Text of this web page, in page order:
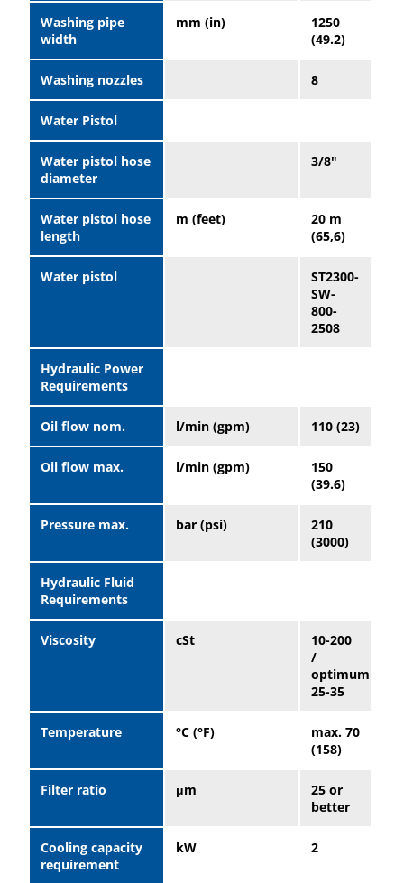
Washing pipe
width
mm (in)
1250
(49.2)
Washing nozzles 8
Water Pistol
Water pistol hose
diameter
3/8"
Water pistol hose
length
m (feet)
20 m
(65,6)
Water pistol
ST2300-
SW-
800-
2508
Hydraulic Power
Requirements
Oil flow nom. l/min (gpm) 110 (23)
Oil flow max. l/min (gpm)
150
(39.6)
Pressure max. bar (psi)
210
(3000)
Hydraulic Fluid
Requirements
Viscosity cSt
10-200
/
optimum
25-35
Temperature °C (°F)
max. 70
(158)
Filter ratio μm
25 or
better
Cooling capacity
requirement
kW 2